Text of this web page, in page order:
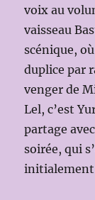
voix au
vaisseau
scénique,
duplice par
venger de
Lel, c’est
partage
soirée, qui
initialement